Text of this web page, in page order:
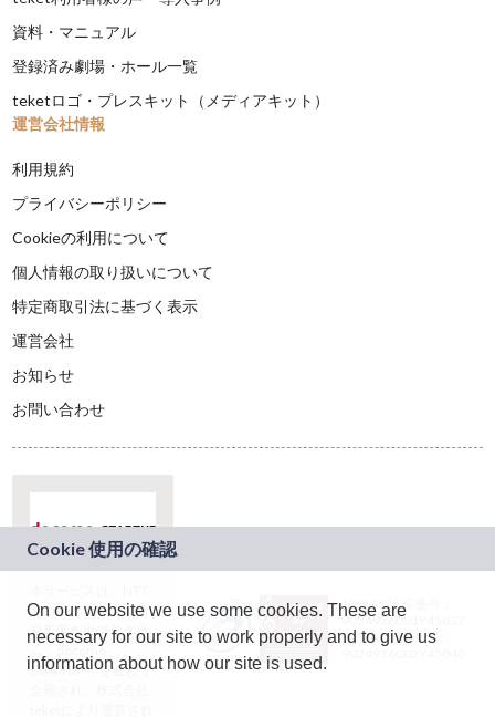
資料・マニュアル
登録済み劇場・ホール一覧
teketロゴ・プレスキット（メディアキット）
運営会社情報
利用規約
プライバシーポリシー
Cookieの利用について
個人情報の取り扱いについて
特定商取引法に基づく表示
運営会社
お知らせ
お問い合わせ
ドコモグループの新
規事業創出プログラ
ム「docomo
STARTUP」を通じて
JASRAC許諾番号：
9024936001Y45037
JASRAC許諾番号：
On our website we use some cookies. These are
necessary for our site to work properly and to give us
information about how our site is used.